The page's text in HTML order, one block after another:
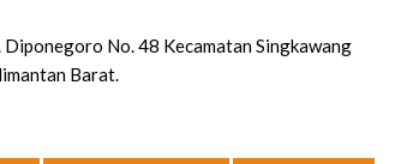
Diponegoro No. 48 Kecamatan Singkawang
Barat.